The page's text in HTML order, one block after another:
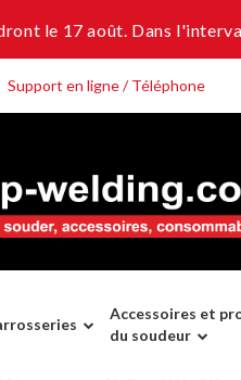
le 17 août. Dans
Support en ligne / Téléphone
Accessoires et
du soudeur